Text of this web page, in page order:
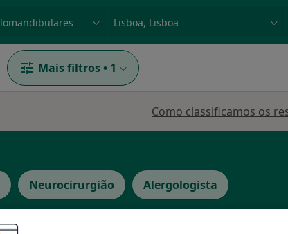
Mais filtros • 1
Como classificamos os
Neurocirurgião Alergologista